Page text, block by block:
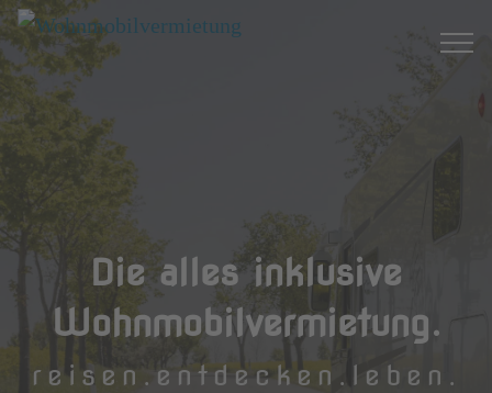
Die alles inklusive
Wohnmobilvermietung.
reisen.entdecken.leben.